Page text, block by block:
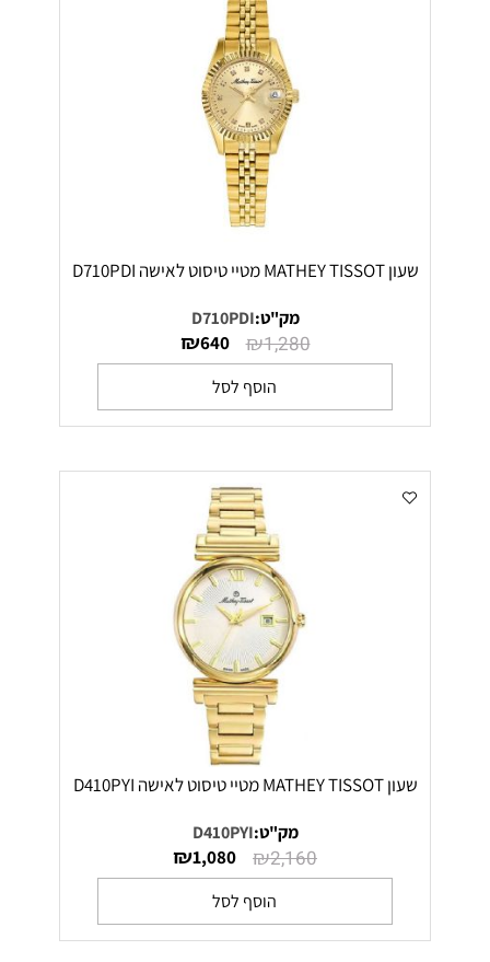
שעון MATHEY TISSOT מטיי טיסוט לאישה D710PDI
מק"ט:D710PDI
₪1,280
₪640
הוסף לסל
שעון MATHEY TISSOT מטיי טיסוט לאישה D410PYI
מק"ט:D410PYI
₪2,160
₪1,080
הוסף לסל